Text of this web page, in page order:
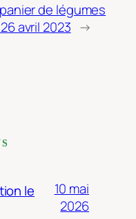
de légumes
avril 2023 →
le
10 mai
2026